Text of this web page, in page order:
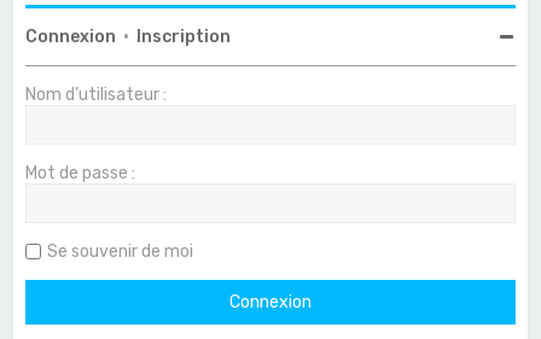
Connexion • Inscription
Nom d’utilisateur :
Mot de passe :
Se souvenir de moi